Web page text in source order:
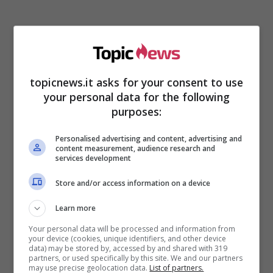
I cibi ideali che abbassano
la pressione
Innanzituttotutto ciò che è fritto andrebbe
evitato. Infatti abusarne rischia l’aumento di
malattie cardiovascolari, aumenti di pressione
topicnews.it asks for your consent to use
your personal data for the following
purposes:
Personalised advertising and content, advertising and
content measurement, audience research and
services development
Store and/or access information on a device
Learn more
Your personal data will be processed and information from
your device (cookies, unique identifiers, and other device
data) may be stored by, accessed by and shared with 319
partners, or used specifically by this site. We and our partners
may use precise geolocation data. List of partners.